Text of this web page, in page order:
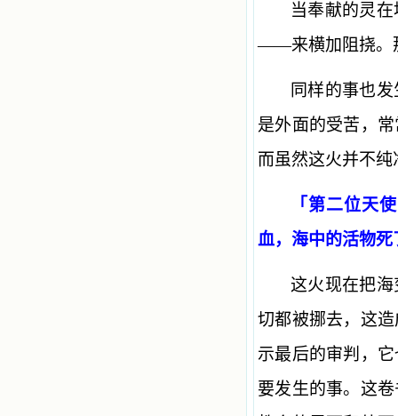
当奉献的灵
——来横加阻挠。
同样的事也
是外面的受苦，
而虽然这火并不
「第二位天
血，海中的活物
这火现在把
切都被挪去，这
示最后的审判，
要发生的事。这